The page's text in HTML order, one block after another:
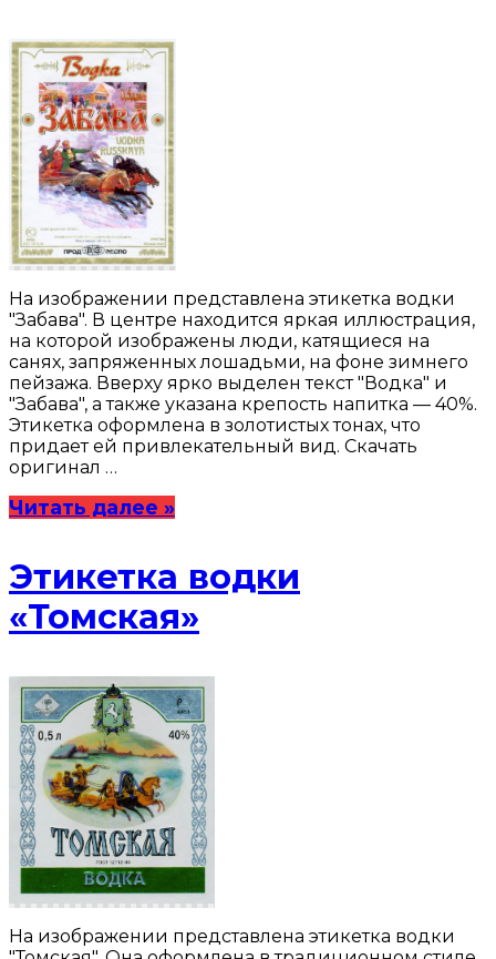
На изображении представлена этикетка водки
"Забава". В центре находится яркая иллюстрация,
на которой изображены люди, катящиеся на
санях, запряженных лошадьми, на фоне зимнего
пейзажа. Вверху ярко выделен текст "Водка" и
"Забава", а также указана крепость напитка — 40%.
Этикетка оформлена в золотистых тонах, что
придает ей привлекательный вид. Скачать
оригинал …
Читать далее »
Этикетка водки
«Томская»
На изображении представлена этикетка водки